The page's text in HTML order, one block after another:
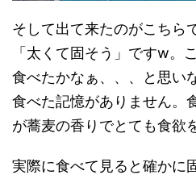
そして出て来たのがこちら
「太くて固そう」ですw。
食べたかなぁ、、、と思い
食べた記憶がありません。
が蕎麦の香りでとても食欲
実際に食べて見ると確かに